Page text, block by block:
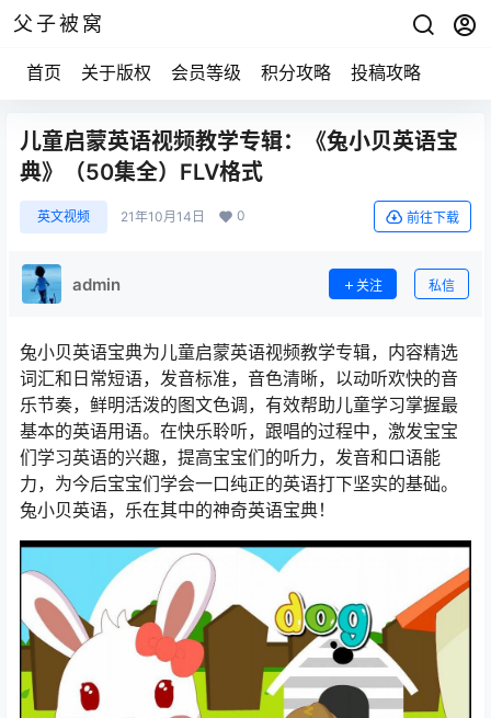
父子被窝
首页 关于版权 会员等级 积分攻略 投稿攻略
儿童启蒙英语视频教学专辑：《兔小贝英语宝
典》（50集全）FLV格式
英文视频 21年10月14日 0 前往下载
admin 关注 私信
兔小贝英语宝典为儿童启蒙英语视频教学专辑，内容精选
词汇和日常短语，发音标准，音色清晰，以动听欢快的音
乐节奏，鲜明活泼的图文色调，有效帮助儿童学习掌握最
基本的英语用语。在快乐聆听，跟唱的过程中，激发宝宝
们学习英语的兴趣，提高宝宝们的听力，发音和口语能
力，为今后宝宝们学会一口纯正的英语打下坚实的基础。
兔小贝英语，乐在其中的神奇英语宝典！